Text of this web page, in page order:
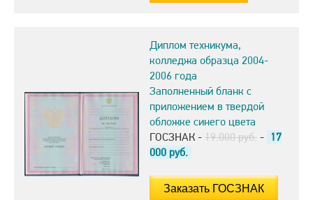
Диплом техникума,
колледжа образца 2004-
2006 года
Заполненный бланк с
приложением в твердой
обложке синего цвета
ГОСЗНАК - 19.000 руб. - 17
000 руб.